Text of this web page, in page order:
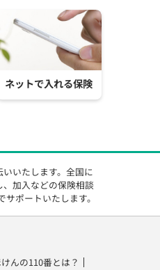
ネットで入れる保険
いたします。全国に
加入などの保険相談
ポートいたします。
んの110番とは？